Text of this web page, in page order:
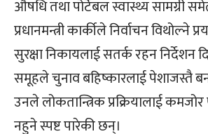
औषधि तथा पोर्टेबल स्वास्थ्य सामग्री
प्रधानमन्त्री कार्कीले निर्वाचन विथोल्ने
सुरक्षा निकायलाई सतर्क रहन निर्देशन
समूहले चुनाव बहिष्कारलाई पेशाजस्तै
उनले लोकतान्त्रिक प्रक्रियालाई कमजोर
नहुने स्पष्ट पारेकी छन्।